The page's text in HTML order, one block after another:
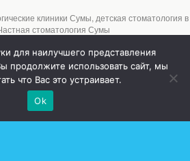
клиники Сумы, детская стоматология в
стоматология Сумы
для наилучшего представления
продолжите использовать сайт, мы
что Вас это устраивает.
Ok